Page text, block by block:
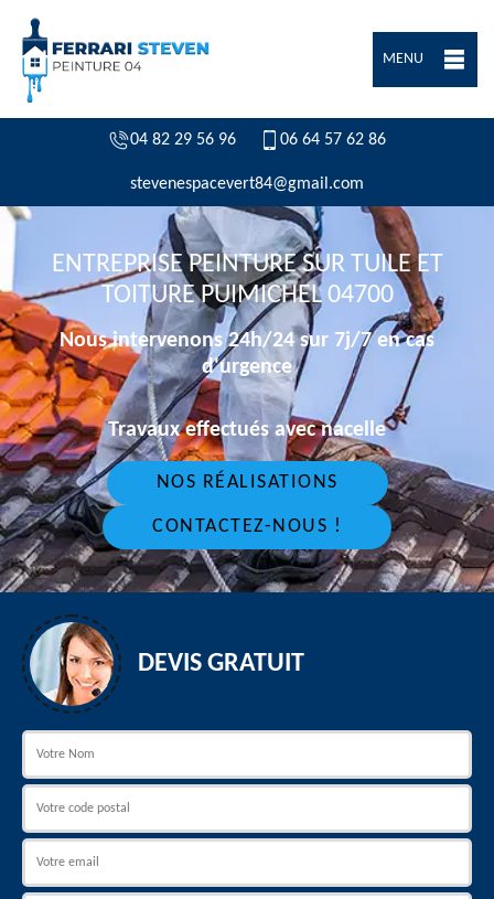
MENU
04 82 29 56 96 06 64 57 62 86
stevenespacevert84@gmail.com
ENTREPRISE PEINTURE SUR TUILE ET
TOITURE PUIMICHEL 04700
Nous intervenons 24h/24 sur 7j/7 en cas
d'urgence
Travaux effectués avec nacelle
NOS RÉALISATIONS
CONTACTEZ-NOUS !
DEVIS GRATUIT